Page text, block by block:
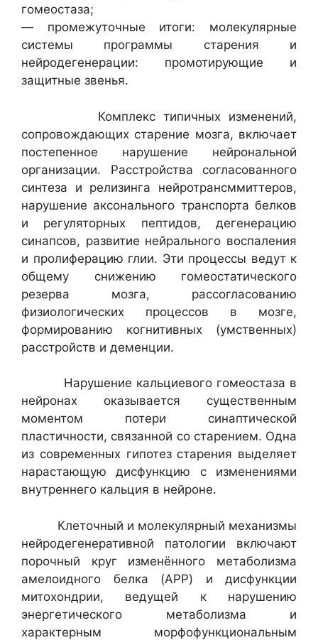
гомеостаза;
— промежуточные итоги: молекулярные
системы программы старения и
нейродегенерации: промотирующие и
защитные звенья.
Комплекс типичных изменений,
сопровождающих старение мозга, включает
постепенное нарушение нейрональной
организации. Расстройства согласованного
синтеза и релизинга нейротрансммиттеров,
нарушение аксонального транспорта белков
и регуляторных пептидов, дегенерацию
синапсов, развитие нейрального воспаления
и пролиферацию глии. Эти процессы ведут к
общему снижению гомеостатического
резерва мозга, рассогласованию
физиологических процессов в мозге,
формированию когнитивных (умственных)
расстройств и деменции.
Нарушение кальциевого гомеостаза в
нейронах оказывается существенным
моментом потери синаптической
пластичности, связанной со старением. Одна
из современных гипотез старения выделяет
нарастающую дисфункцию с изменениями
внутреннего кальция в нейроне.
Клеточный и молекулярный механизмы
нейродегенеративной патологии включают
порочный круг изменённого метаболизма
амелоидного белка (APP) и дисфункции
митохондрии, ведущей к нарушению
энергетического метаболизма и
характерным морфофункциональным